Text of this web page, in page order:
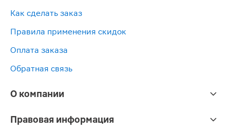
Как сделать заказ
Правила применения скидок
Оплата заказа
Обратная связь
О компании
Правовая информация